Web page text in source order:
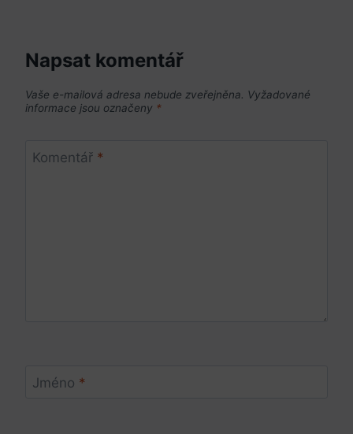
Napsat komentář
Vaše e-mailová adresa nebude zveřejněna. Vyžadované
informace jsou označeny *
Komentář *
Jméno *